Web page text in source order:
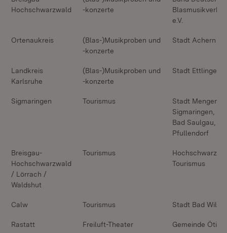
Hochschwarzwald
-konzerte
e.V.
Ortenaukreis
(Blas-)Musikproben und
-konzerte
Stadt Achern
Landkreis
Karlsruhe
(Blas-)Musikproben und
-konzerte
Stadt Ettlingen
Sigmaringen Tourismus
Stadt Mengen,
Sigmaringen,
Bad Saulgau,
Pfullendorf
Breisgau-
Hochschwarzwald
/ Lörrach /
Waldshut
Tourismus
Tourismus
Calw Tourismus Stadt Bad
Rastatt Freiluft-Theater Gemeinde